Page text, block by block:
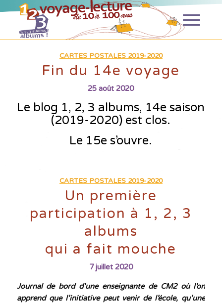
CARTES POSTALES 2019-2020
Fin du 14e voyage
25 août 2020
Le blog 1, 2, 3 albums, 14e saison
(2019-2020) est clos.
Le 15e s’ouvre.
CARTES POSTALES 2019-2020
Un première
participation à 1, 2, 3
albums
qui a fait mouche
7 juillet 2020
Journal de bord d’une enseignante de CM2 où l’on
apprend que l’initiative peut venir de l’école, qu’une